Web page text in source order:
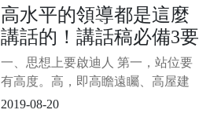
默的方式避免太過尷尬。 “
高水平的領導都是這麼
講話的！講話稿必備3要
素，填內容就行
一、思想上要啟迪人 第一，站位要
有高度。高，即高瞻遠矚、高屋建
瓴。“不謀全局者，不足以謀一域；
2019-08-20